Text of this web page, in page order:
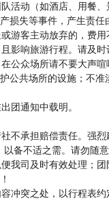
活动（如酒店、用餐
损失等事件，产生责任
游客主动放弃的，费用
影响旅游行程。请及
公众场所请不要大声
公共场所的设施；不
团通知中载明。
不承担赔偿责任。强烈
备不适之需。请勿随
我司及时有效处理；
冲突之处，以行程表约